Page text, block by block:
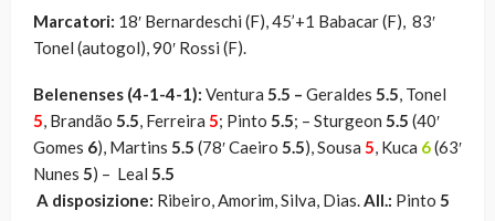
Marcatori: 18′ Bernardeschi (F), 45’+1 Babacar (F), 83′
Tonel (autogol), 90′ Rossi (F).
Belenenses (4-1-4-1): Ventura 5.5 – Geraldes 5.5, Tonel
5, Brandão 5.5, Ferreira 5; Pinto 5.5; – Sturgeon 5.5 (40′
Gomes 6), Martins 5.5 (78′ Caeiro 5.5), Sousa 5, Kuca 6(63′
Nunes 5) – Leal 5.5
A disposizione: Ribeiro, Amorim, Silva, Dias.All.: Pinto 5